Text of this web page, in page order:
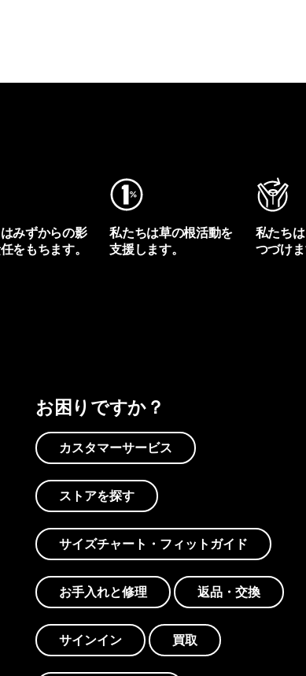
みずからの影
をもちます。
私たちは草の根活動を
支援します。
私たち
つづけま
お困りですか？
カスタマーサービス
ストアを探す
サイズチャート・フィットガイド
お手入れと修理 返品・交換
サインイン 買取